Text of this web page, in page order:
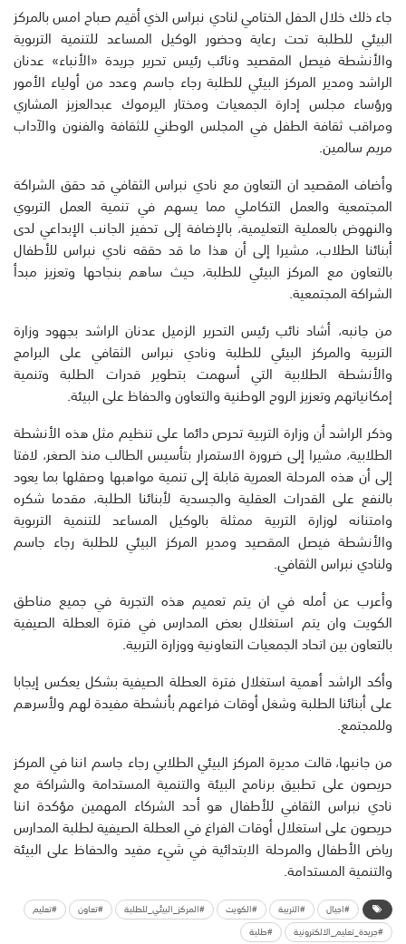
جاء ذلك خلال الحفل الختامي لنادي نبراس الذي أقيم صباح امس بالمركز
البيئي للطلبة تحت رعاية وحضور الوكيل المساعد للتنمية التربوية
والأنشطة فيصل المقصيد ونائب رئيس تحرير جريدة «الأنباء» عدنان
الراشد ومدير المركز البيئي للطلبة رجاء جاسم وعدد من أولياء الأمور
ورؤساء مجلس إدارة الجمعيات ومختار اليرموك عبدالعزيز المشاري
ومراقب ثقافة الطفل في المجلس الوطني للثقافة والفنون والآداب
مريم سالمين.
وأضاف المقصيد ان التعاون مع نادي نبراس الثقافي قد حقق الشراكة
المجتمعية والعمل التكاملي مما يسهم في تنمية العمل التربوي
والنهوض بالعملية التعليمية، بالإضافة إلى تحفيز الجانب الإبداعي لدى
أبنائنا الطلاب، مشيرا إلى أن هذا ما قد حققه نادي نبراس للأطفال
بالتعاون مع المركز البيئي للطلبة، حيث ساهم بنجاحها وتعزيز مبدأ
الشراكة المجتمعية.
من جانبه، أشاد نائب رئيس التحرير الزميل عدنان الراشد بجهود وزارة
التربية والمركز البيئي للطلبة ونادي نبراس الثقافي على البرامج
والأنشطة الطلابية التي أسهمت بتطوير قدرات الطلبة وتنمية
إمكانياتهم وتعزيز الروح الوطنية والتعاون والحفاظ على البيئة.
وذكر الراشد أن وزارة التربية تحرص دائما على تنظيم مثل هذه الأنشطة
الطلابية، مشيرا إلى ضرورة الاستمرار بتأسيس الطالب منذ الصغر، لافتا
إلى أن هذه المرحلة العمرية قابلة إلى تنمية مواهبها وصقلها بما يعود
بالنفع على القدرات العقلية والجسدية لأبنائنا الطلبة، مقدما شكره
وامتنانه لوزارة التربية ممثلة بالوكيل المساعد للتنمية التربوية
والأنشطة فيصل المقصيد ومدير المركز البيئي للطلبة رجاء جاسم
ولنادي نبراس الثقافي.
وأعرب عن أمله في ان يتم تعميم هذه التجربة في جميع مناطق
الكويت وان يتم استغلال بعض المدارس في فترة العطلة الصيفية
بالتعاون بين اتحاد الجمعيات التعاونية ووزارة التربية.
وأكد الراشد أهمية استغلال فترة العطلة الصيفية بشكل يعكس إيجابا
على أبنائنا الطلبة وشغل أوقات فراغهم بأنشطة مفيدة لهم ولأسرهم
وللمجتمع.
من جانبها، قالت مديرة المركز البيئي الطلابي رجاء جاسم اننا في المركز
حريصون على تطبيق برنامج البيئة والتنمية المستدامة والشراكة مع
نادي نبراس الثقافي للأطفال هو أحد الشركاء المهمين مؤكدة اننا
حريصون على استغلال أوقات الفراغ في العطلة الصيفية لطلبة المدارس
رياض الأطفال والمرحلة الابتدائية في شيء مفيد والحفاظ على البيئة
والتنمية المستدامة.
#اجيال #التربية #الكويت #المركز_البيئي_للطلبة #تعاون
#تعليم
#جريدة_تعليم_الالكترونية
#طلبة